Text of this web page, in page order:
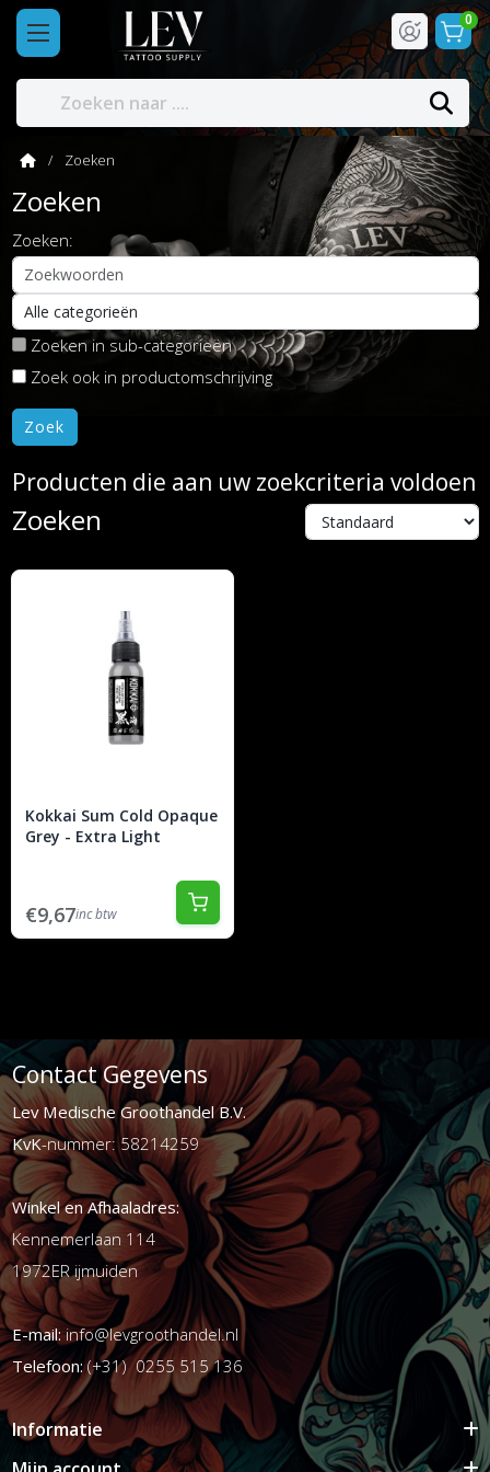
0
Zoeken
Zoeken
Zoeken:
Zoeken in sub-categorieën
Zoek ook in productomschrijving
Producten die aan uw zoekcriteria voldoen
Zoeken
Kokkai Sum Cold Opaque
Grey - Extra Light
€9,67inc btw
Contact Gegevens
Lev Medische Groothandel B.V.
KvK-nummer: 58214259
Winkel en Afhaaladres:
Kennemerlaan 114
1972ER ijmuiden
E-mail:info@levgroothandel.nl
Telefoon:(+31) 0255 515 136
Informatie